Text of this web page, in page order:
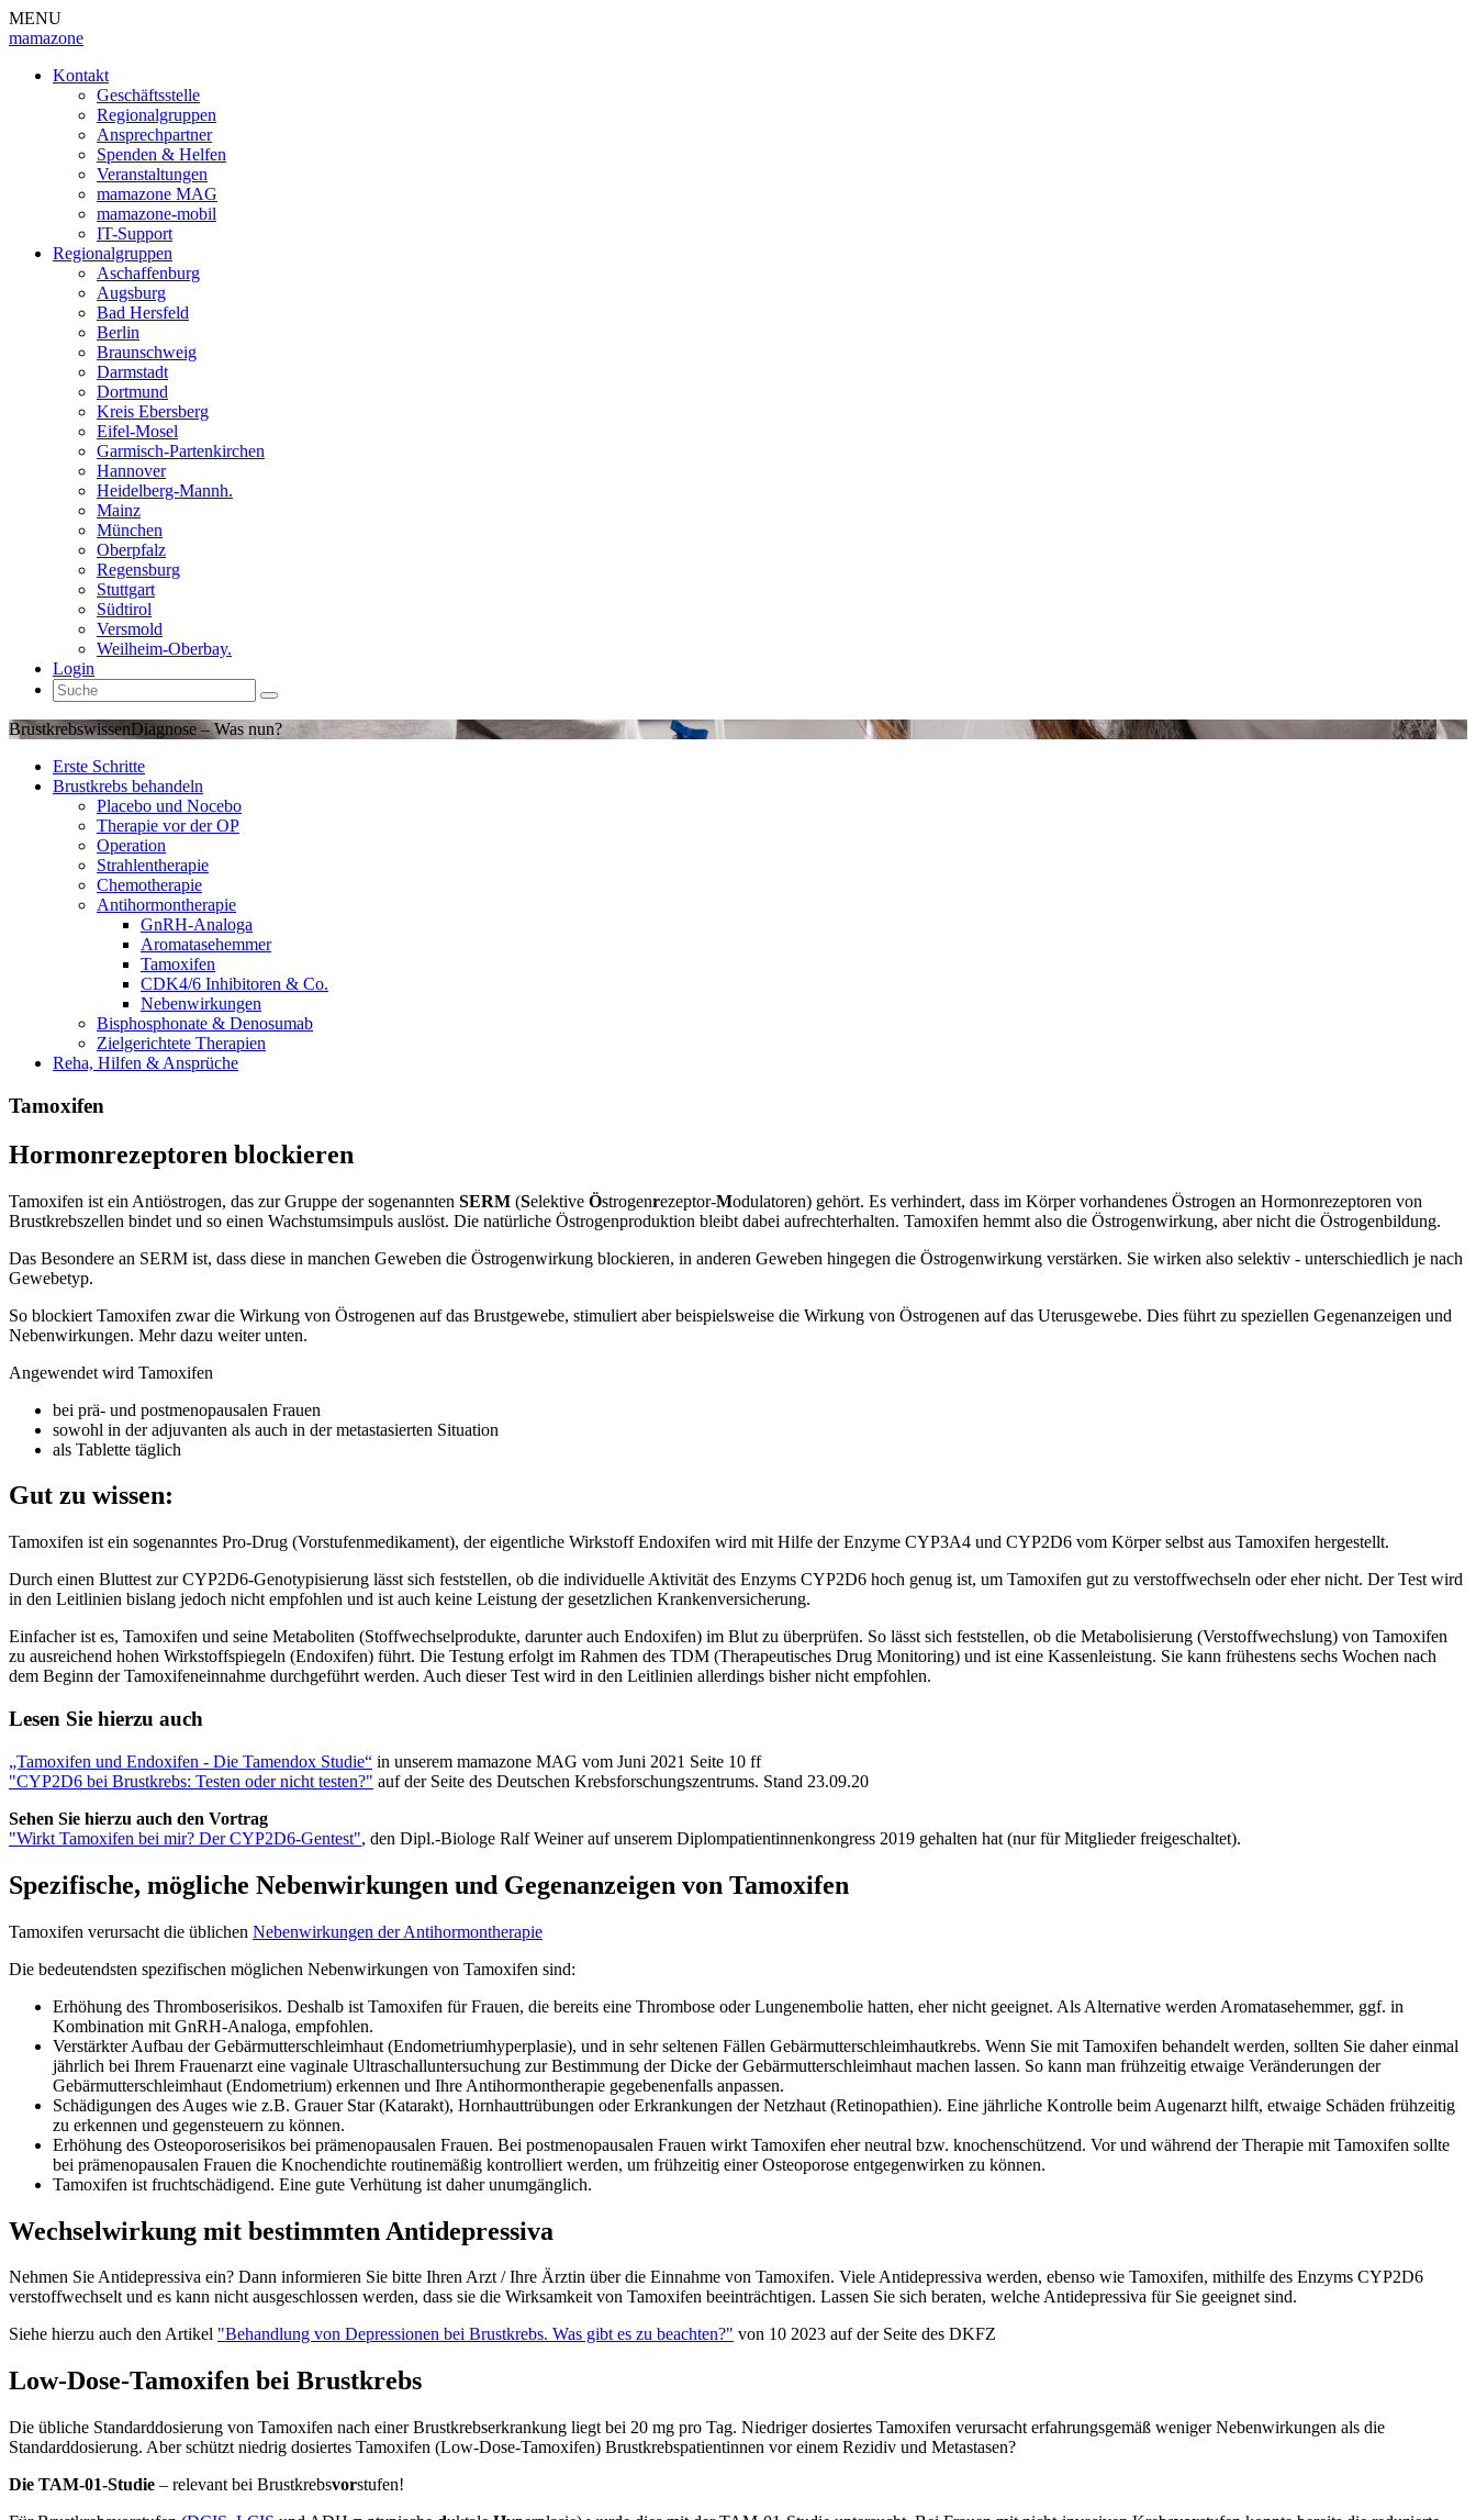
MENU
mamazone
Kontakt
Geschäftsstelle
Regionalgruppen
Ansprechpartner
Spenden & Helfen
Veranstaltungen
mamazone MAG
mamazone-mobil
IT-Support
Regionalgruppen
Aschaffenburg
Augsburg
Bad Hersfeld
Berlin
Braunschweig
Darmstadt
Dortmund
Kreis Ebersberg
Eifel-Mosel
Garmisch-Partenkirchen
Hannover
Heidelberg-Mannh.
Mainz
München
Oberpfalz
Regensburg
Stuttgart
Südtirol
Versmold
Weilheim-Oberbay.
Login
BrustkrebswissenDiagnose – Was nun?
Erste Schritte
Brustkrebs behandeln
Placebo und Nocebo
Therapie vor der OP
Operation
Strahlentherapie
Chemotherapie
Antihormontherapie
GnRH-Analoga
Aromatasehemmer
Tamoxifen
CDK4/6 Inhibitoren & Co.
Nebenwirkungen
Bisphosphonate & Denosumab
Zielgerichtete Therapien
Reha, Hilfen & Ansprüche
Tamoxifen
Hormonrezeptoren blockieren
Tamoxifen ist ein Antiöstrogen, das zur Gruppe der sogenannten SERM (Selektive Östrogenrezeptor-Modulatoren) gehört. Es verhindert, dass im Körper vorhandenes Östrogen an Hormonrezeptoren von
Brustkrebszellen bindet und so einen Wachstumsimpuls auslöst. Die natürliche Östrogenproduktion bleibt dabei aufrechterhalten. Tamoxifen hemmt also die Östrogenwirkung, aber nicht die Östrogenbildung.
Das Besondere an SERM ist, dass diese in manchen Geweben die Östrogenwirkung blockieren, in anderen Geweben hingegen die Östrogenwirkung verstärken. Sie wirken also selektiv - unterschiedlich je nach
Gewebetyp.
So blockiert Tamoxifen zwar die Wirkung von Östrogenen auf das Brustgewebe, stimuliert aber beispielsweise die Wirkung von Östrogenen auf das Uterusgewebe. Dies führt zu speziellen Gegenanzeigen und
Nebenwirkungen. Mehr dazu weiter unten.
Angewendet wird Tamoxifen
bei prä- und postmenopausalen Frauen
sowohl in der adjuvanten als auch in der metastasierten Situation
als Tablette täglich
Gut zu wissen:
Tamoxifen ist ein sogenanntes Pro-Drug (Vorstufenmedikament), der eigentliche Wirkstoff Endoxifen wird mit Hilfe der Enzyme CYP3A4 und CYP2D6 vom Körper selbst aus Tamoxifen hergestellt.
Durch einen Bluttest zur CYP2D6-Genotypisierung lässt sich feststellen, ob die individuelle Aktivität des Enzyms CYP2D6 hoch genug ist, um Tamoxifen gut zu verstoffwechseln oder eher nicht. Der Test wird
in den Leitlinien bislang jedoch nicht empfohlen und ist auch keine Leistung der gesetzlichen Krankenversicherung.
Einfacher ist es, Tamoxifen und seine Metaboliten (Stoffwechselprodukte, darunter auch Endoxifen) im Blut zu überprüfen. So lässt sich feststellen, ob die Metabolisierung (Verstoffwechslung) von Tamoxifen
zu ausreichend hohen Wirkstoffspiegeln (Endoxifen) führt. Die Testung erfolgt im Rahmen des TDM (Therapeutisches Drug Monitoring) und ist eine Kassenleistung. Sie kann frühestens sechs Wochen nach
dem Beginn der Tamoxifeneinnahme durchgeführt werden. Auch dieser Test wird in den Leitlinien allerdings bisher nicht empfohlen.
Lesen Sie hierzu auch
„Tamoxifen und Endoxifen - Die Tamendox Studie“ in unserem mamazone MAG vom Juni 2021 Seite 10 ff
"CYP2D6 bei Brustkrebs: Testen oder nicht testen?" auf der Seite des Deutschen Krebsforschungszentrums. Stand 23.09.20
Sehen Sie hierzu auch den Vortrag
"Wirkt Tamoxifen bei mir? Der CYP2D6-Gentest", den Dipl.-Biologe Ralf Weiner auf unserem Diplompatientinnenkongress 2019 gehalten hat (nur für Mitglieder freigeschaltet).
Spezifische, mögliche Nebenwirkungen und Gegenanzeigen von Tamoxifen
Tamoxifen verursacht die üblichen Nebenwirkungen der Antihormontherapie
Die bedeutendsten spezifischen möglichen Nebenwirkungen von Tamoxifen sind:
Erhöhung des Thromboserisikos. Deshalb ist Tamoxifen für Frauen, die bereits eine Thrombose oder Lungenembolie hatten, eher nicht geeignet. Als Alternative werden Aromatasehemmer, ggf. in
Kombination mit GnRH-Analoga, empfohlen.
Verstärkter Aufbau der Gebärmutterschleimhaut (Endometriumhyperplasie), und in sehr seltenen Fällen Gebärmutterschleimhautkrebs. Wenn Sie mit Tamoxifen behandelt werden, sollten Sie daher einmal
jährlich bei Ihrem Frauenarzt eine vaginale Ultraschalluntersuchung zur Bestimmung der Dicke der Gebärmutterschleimhaut machen lassen. So kann man frühzeitig etwaige Veränderungen der
Gebärmutterschleimhaut (Endometrium) erkennen und Ihre Antihormontherapie gegebenenfalls anpassen.
Schädigungen des Auges wie z.B. Grauer Star (Katarakt), Hornhauttrübungen oder Erkrankungen der Netzhaut (Retinopathien). Eine jährliche Kontrolle beim Augenarzt hilft, etwaige Schäden frühzeitig
zu erkennen und gegensteuern zu können.
Erhöhung des Osteoporoserisikos bei prämenopausalen Frauen. Bei postmenopausalen Frauen wirkt Tamoxifen eher neutral bzw. knochenschützend. Vor und während der Therapie mit Tamoxifen sollte
bei prämenopausalen Frauen die Knochendichte routinemäßig kontrolliert werden, um frühzeitig einer Osteoporose entgegenwirken zu können.
Tamoxifen ist fruchtschädigend. Eine gute Verhütung ist daher unumgänglich.
Wechselwirkung mit bestimmten Antidepressiva
Nehmen Sie Antidepressiva ein? Dann informieren Sie bitte Ihren Arzt / Ihre Ärztin über die Einnahme von Tamoxifen. Viele Antidepressiva werden, ebenso wie Tamoxifen, mithilfe des Enzyms CYP2D6
verstoffwechselt und es kann nicht ausgeschlossen werden, dass sie die Wirksamkeit von Tamoxifen beeinträchtigen. Lassen Sie sich beraten, welche Antidepressiva für Sie geeignet sind.
Siehe hierzu auch den Artikel "Behandlung von Depressionen bei Brustkrebs. Was gibt es zu beachten?" von 10 2023 auf der Seite des DKFZ
Low-Dose-Tamoxifen bei Brustkrebs
Die übliche Standarddosierung von Tamoxifen nach einer Brustkrebserkrankung liegt bei 20 mg pro Tag. Niedriger dosiertes Tamoxifen verursacht erfahrungsgemäß weniger Nebenwirkungen als die
Standarddosierung. Aber schützt niedrig dosiertes Tamoxifen (Low-Dose-Tamoxifen) Brustkrebspatientinnen vor einem Rezidiv und Metastasen?
Die TAM-01-Studie – relevant bei Brustkrebsvorstufen!